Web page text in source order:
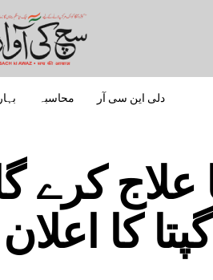
دلی این سی آر محاسبہ بہار
کا اعلان